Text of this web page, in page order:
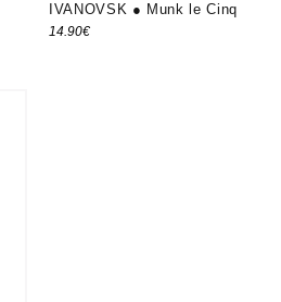
IVANOVSK ● Munk le Cinq
14.90€